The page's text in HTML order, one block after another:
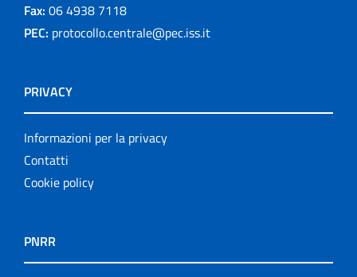
Fax: 06 4938 7118
PEC: protocollo.centrale@pec.iss.it
PRIVACY
Informazioni per la privacy
Contatti
Cookie policy
PNRR